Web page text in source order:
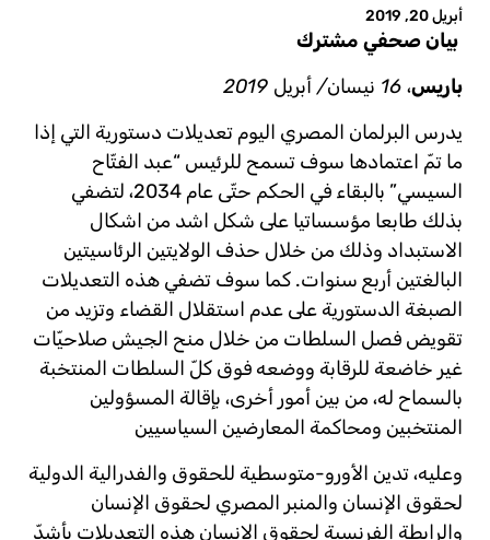
أبريل 20, 2019
بيان صحفي مشترك
باريس، 16 نيسان
/ أبريل 2019
يدرس البرلمان المصري اليوم تعديلات دستورية التي إذا
ما تمّ اعتمادها سوف تسمح للرئيس “عبد الفتّاح
السيسي” بالبقاء في الحكم حتّى عام 2034، لتضفي
بذلك طابعا مؤسساتيا على شكل اشد من اشكال
الاستبداد وذلك من خلال حذف الولايتين الرئاسيتين
البالغتين أربع سنوات. كما سوف تضفي هذه التعديلات
الصبغة الدستورية على عدم استقلال القضاء وتزيد من
تقويض فصل السلطات من خلال منح الجيش صلاحيّات
غير خاضعة للرقابة ووضعه فوق كلّ السلطات المنتخبة
بالسماح له، من بين أمور أخرى، بإقالة المسؤولين
المنتخبين ومحاكمة المعارضين السياسيين
وعليه، تدين الأورو-متوسطية للحقوق والفدرالية الدولية
لحقوق الإنسان والمنبر المصري لحقوق الإنسان
والرابطة الفرنسية لحقوق الإنسان هذه التعديلات بأشدّ